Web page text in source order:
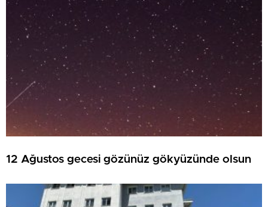
12 Ağustos gecesi gözünüz gökyüzünde olsun